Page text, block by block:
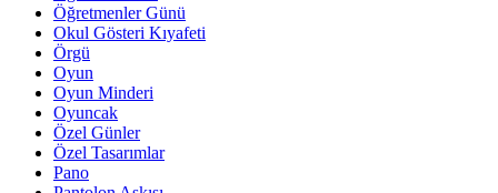
Öğretmenler Günü
Okul Gösteri Kıyafeti
Örgü
Oyun
Oyun Minderi
Oyuncak
Özel Günler
Özel Tasarımlar
Pano